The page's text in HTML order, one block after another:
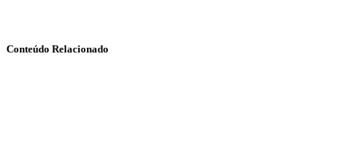
Conteúdo Relacionado